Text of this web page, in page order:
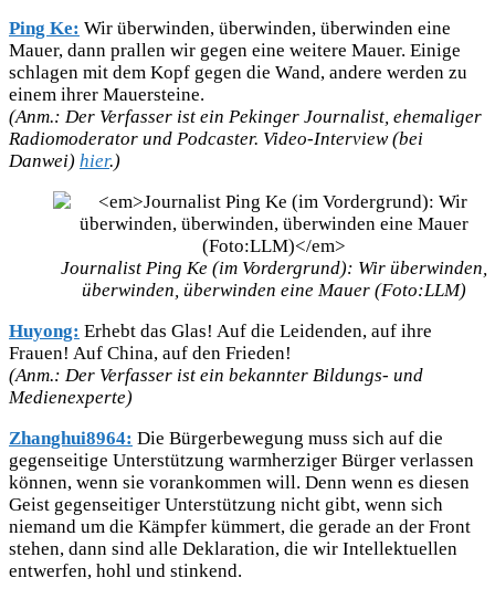
Ping Ke: Wir überwinden, überwinden, überwinden eine
Mauer, dann prallen wir gegen eine weitere Mauer. Einige
schlagen mit dem Kopf gegen die Wand, andere werden zu
einem ihrer Mauersteine.
(Anm.: Der Verfasser ist ein Pekinger Journalist, ehemaliger
Radiomoderator und Podcaster. Video-Interview (bei
Danwei) hier.)
Journalist Ping Ke (im Vordergrund): Wir überwinden,
überwinden, überwinden eine Mauer (Foto:LLM)
Huyong: Erhebt das Glas! Auf die Leidenden, auf ihre
Frauen! Auf China, auf den Frieden!
(Anm.: Der Verfasser ist ein bekannter Bildungs- und
Medienexperte)
Zhanghui8964: Die Bürgerbewegung muss sich auf die
gegenseitige Unterstützung warmherziger Bürger verlassen
können, wenn sie vorankommen will. Denn wenn es diesen
Geist gegenseitiger Unterstützung nicht gibt, wenn sich
niemand um die Kämpfer kümmert, die gerade an der Front
stehen, dann sind alle Deklaration, die wir Intellektuellen
entwerfen, hohl und stinkend.